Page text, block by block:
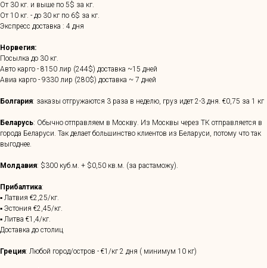
От 30 кг. и выше по 5$ за кг.
От 10 кг. - до 30 кг по 6$ за кг.
Экспресс доставка : 4 дня
Норвегия:
Посылка до 30 кг.
Авто карго - 8150 лир (244$) доставка ~15 дней
Авиа карго - 9330 лир (280$) доставка ~ 7 дней
Болгария: заказы отгружаются 3 раза в неделю, груз идет 2-3 дня. €0,75 за 1 кг
Беларусь: Обычно отправляем в Москву. Из Москвы через ТК отправляется в
города Беларуси. Так делает большинство клиентов из Беларуси, потому что так
выгоднее.
Молдавия: $300 куб.м. + $0,50 кв.м. (за растаможу).
Прибалтика:
▪ Латвия €2,25/кг.
▪ Эстония €2,45/кг.
▪ Литва €1,4/кг.
Доставка до столиц
Греция: Любой город/остров - €1/кг 2 дня ( минимум 10 кг)